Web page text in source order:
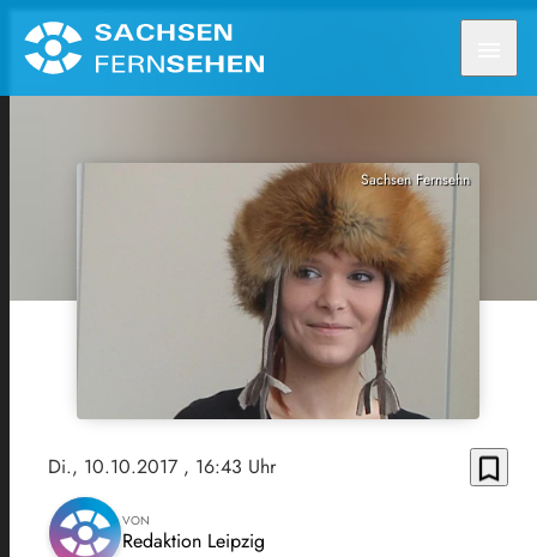
Sachsen Fernsehn
Di., 10.10.2017 , 16:43 Uhr bookmark_border
VON
Redaktion Leipzig